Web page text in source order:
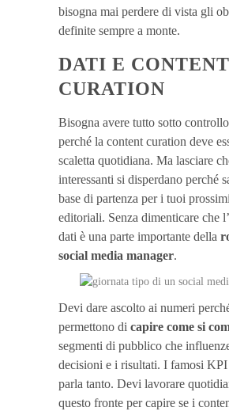
bisogna mai perdere di vista gli
definite sempre a monte.
DATI E CONTENT
CURATION
Bisogna avere tutto sotto
perché la content curation deve
scaletta quotidiana. Ma lasciare
interessanti si disperdano perché
base di partenza per i tuoi
editoriali. Senza dimenticare che
dati è una parte importante della
social media manager.
Devi dare ascolto ai numeri
permettono di capire come si
segmenti di pubblico che
decisioni e i risultati. I famosi
parla tanto. Devi lavorare
questo fronte per capire se i